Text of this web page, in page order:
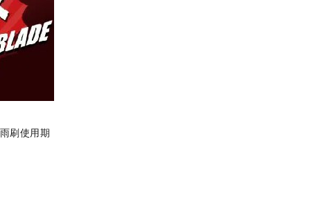
刷使用期